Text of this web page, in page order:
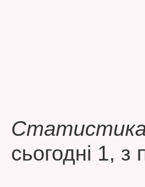
Статистика
сьогодні 1, з